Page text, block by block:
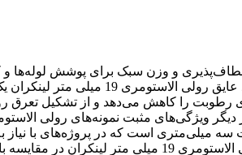
و وزن سبک برای پوشش لوله‌ها
برای کاربرانی که به دنبال محصول نازک و قابل
رطوبت را کاهش می‌دهد و از تشکیل
ویژگی‌های مثبت نمونه‌های رولی
میلی‌متری است که در پروژه‌های با نیاز